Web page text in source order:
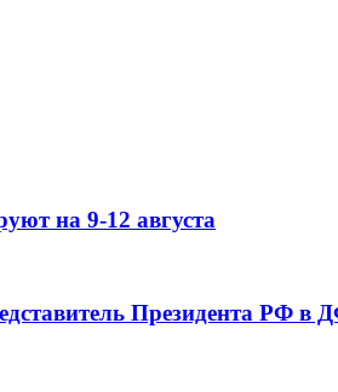
на 9-12 августа
Президента РФ в